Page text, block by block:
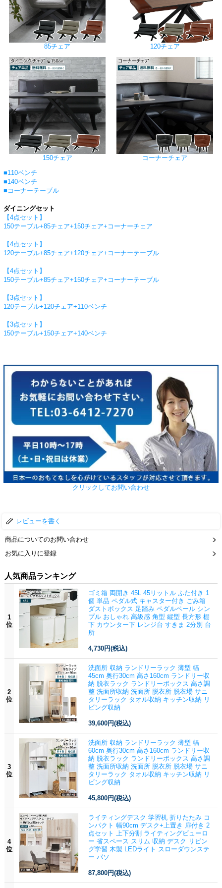
85チェア 120チェア
150チェア コーナーチェア
■110ベンチ
■140ベンチ
■コーナーテーブル
ダイニングセット
【4点セット】
150テーブル+85チェア+150チェア+コーナーチェア
【4点セット】
120テーブル+85チェア+120チェア+コーナーテーブル
【4点セット】
150テーブル+85チェア+150チェア+コーナーテーブル
【3点セット】
120テーブル+120チェア+110ベンチ
【3点セット】
150テーブル+150チェア+140ベンチ
クリックしてお問い合わせ
レビューを書く
商品についてのお問い合わせ
お気に入りに登録
人気商品ランキング
1
位
ゴミ箱 両開き 45L 45リットル ふた付き 1
個 単品 ペダル式 キャスター付き ごみ箱
ダストボックス 足踏み ペダルペール シン
プル おしゃれ 高級感 角型 縦型 長方形 棚
下 カウンター下 レンジ台 すきま 2分別 台
所
4,730円(税込)
2
位
洗面所 収納 ランドリーラック 薄型 幅
45cm 奥行30cm 高さ160cm ランドリー収
納 脱衣ラック ランドリーボックス 高さ調
整 洗面所収納 洗面所 脱衣所 脱衣場 サニ
タリーラック タオル収納 キッチン収納 リ
ビング収納
39,600円(税込)
3
位
洗面所 収納 ランドリーラック 薄型 幅
60cm 奥行30cm 高さ160cm ランドリー収
納 脱衣ラック ランドリーボックス 高さ調
整 洗面所収納 洗面所 脱衣所 脱衣場 サニ
タリーラック タオル収納 キッチン収納 リ
ビング収納
45,800円(税込)
4
位
ライティングデスク 学習机 折りたたみ コ
ンパクト 幅90cm デスク+上置き 扉付き 2
点セット 上下分割 ライティングビューロ
ー 省スペース スリム 収納 デスク リビン
グ学習 木製 LEDライト スローダウンステ
ー パソ
87,800円(税込)